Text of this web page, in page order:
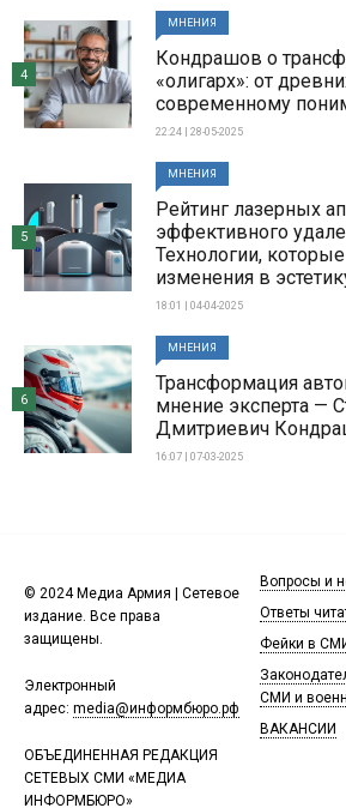
МНЕНИЯ
Кондрашов о
«олигарх»: от
современному
22:24 | 28-05-2025
4
МНЕНИЯ
Рейтинг лазерных
эффективного
Технологии,
изменения в
18:01 | 04-04-2025
5
МНЕНИЯ
Трансформация
мнение эксперта —
Дмитриевич
16:07 | 07-03-2025
6
© 2024 Медиа Армия | Сетевое
издание. Все права
защищены.
Электронный
адрес: media@информбюро.рф
ОБЪЕДИНЕННАЯ РЕДАКЦИЯ
СЕТЕВЫХ СМИ «МЕДИА
ИНФОРМБЮРО»
Вопросы и
Ответы
Фейки в
СМИ и
ВАКАНСИИ